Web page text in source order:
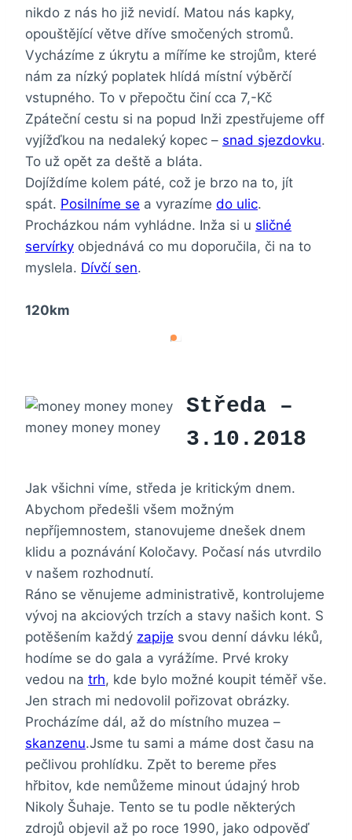
nikdo z nás ho již nevidí. Matou nás kapky,
opouštějící větve dříve smočených stromů.
Vycházíme z úkrytu a míříme ke strojům, které
nám za nízký poplatek hlídá místní výběrčí
vstupného. To v přepočtu činí cca 7,-Kč
Zpáteční cestu si na popud Inži zpestřujeme off
vyjížďkou na nedaleký kopec – snad sjezdovku.
To už opět za deště a bláta.
Dojíždíme kolem páté, což je brzo na to, jít
spát. Posilníme se a vyrazíme do ulic.
Procházkou nám vyhládne. Inža si u sličné
servírky objednává co mu doporučila, či na to
myslela. Dívčí sen.
120km
money money money
Středa –
3.10.2018
Jak všichni víme, středa je kritickým dnem.
Abychom předešli všem možným
nepříjemnostem, stanovujeme dnešek dnem
klidu a poznávání Koločavy. Počasí nás utvrdilo
v našem rozhodnutí.
Ráno se věnujeme administrativě, kontrolujeme
vývoj na akciových trzích a stavy našich kont. S
potěšením každý zapije svou denní dávku léků,
hodíme se do gala a vyrážíme. Prvé kroky
vedou na trh, kde bylo možné koupit téměř vše.
Jen strach mi nedovolil pořizovat obrázky.
Procházíme dál, až do místního muzea –
skanzenu.Jsme tu sami a máme dost času na
pečlivou prohlídku. Zpět to bereme přes
hřbitov, kde nemůžeme minout údajný hrob
Nikoly Šuhaje. Tento se tu podle některých
zdrojů objevil až po roce 1990, jako odpověď